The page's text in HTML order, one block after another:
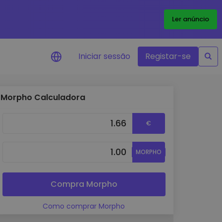
Ler anúncio
Análise do Portefólio
Ideias inteligentes para um
Iniciar sessão Registar-se
Morpho Calculadora
€
MORPHO
Compra Morpho
Como comprar Morpho